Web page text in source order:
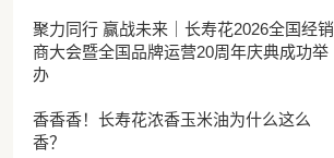
聚力同行 赢战未来｜长寿花2026全国经销
商大会暨全国品牌运营20周年庆典成功举
办
香香香！长寿花浓香玉米油为什么这么
香？